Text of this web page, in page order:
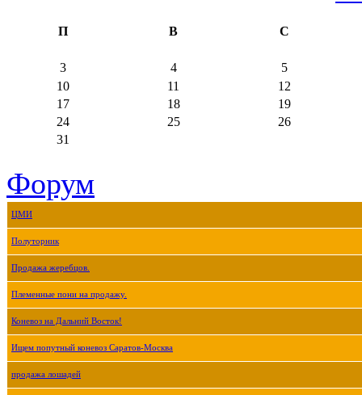
П В С
3 4
5
10
11
12
17
18
19
24
25
26
31
Форум
ЦМИ
Полуторник
Продажа жеребцов.
Племенные пони на продажу.
Коневоз на Дальний Восток!
Ищем попутный коневоз Саратов-Москва
продажа лошадей